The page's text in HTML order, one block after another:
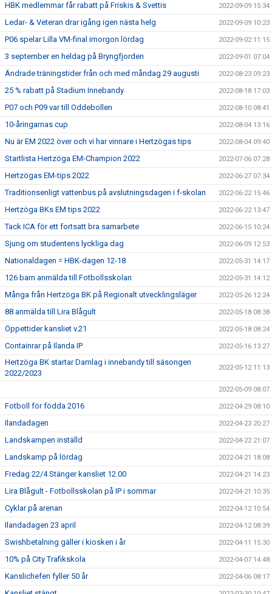
HBK medlemmar får rabatt på Friskis & Svettis 2022-09-09 15:34
Ledar- & Veteran drar igång igen nästa helg 2022-09-09 10:23
P06 spelar Lilla VM-final imorgon lördag 2022-09-02 11:15
3 september en heldag på Bryngfjorden 2022-09-01 07:04
Ändrade träningstider från och med måndag 29 augusti 2022-08-23 09:23
25 % rabatt på Stadium Innebandy 2022-08-18 17:03
P07 och P09 var till Oddebollen 2022-08-10 08:41
10-åringarnas cup 2022-08-04 13:16
Nu är EM 2022 över och vi har vinnare i Hertzögas tips 2022-08-04 09:40
Startlista Hertzöga EM-Champion 2022 2022-07-06 07:28
Hertzögas EM-tips 2022 2022-06-27 07:34
Traditionsenligt vattenbus på avslutningsdagen i f-skolan 2022-06-22 15:46
Hertzöga BKs EM tips 2022 2022-06-22 13:47
Tack ICA för ett fortsatt bra samarbete 2022-06-15 10:24
Sjung om studentens lyckliga dag 2022-06-09 12:53
Nationaldagen = HBK-dagen 12-18 2022-05-31 14:17
126 barn anmälda till Fotbollsskolan 2022-05-31 14:12
Många från Hertzöga BK på Regionalt utvecklingsläger 2022-05-26 12:24
88 anmälda till Lira Blågult 2022-05-18 08:38
Öppettider kansliet v.21 2022-05-18 08:24
Containrar på Ilanda IP 2022-05-16 13:27
Hertzöga BK startar Damlag i innebandy till säsongen
2022/2023
2022-05-12 11:13
2022-05-09 08:07
Fotboll för födda 2016 2022-04-29 08:10
Ilandadagen 2022-04-23 20:27
Landskampen inställd 2022-04-22 21:07
Landskamp på lördag 2022-04-21 18:08
Fredag 22/4 Stänger kansliet 12.00 2022-04-21 14:23
Lira Blågult - Fotbollsskolan på IP i sommar 2022-04-21 10:35
Cyklar på arenan 2022-04-12 10:54
Ilandadagen 23 april 2022-04-12 08:39
Swishbetalning gäller i kiosken i år 2022-04-11 15:30
10% på City Trafikskola 2022-04-07 14:48
Kanslichefen fyller 50 år 2022-04-06 08:17